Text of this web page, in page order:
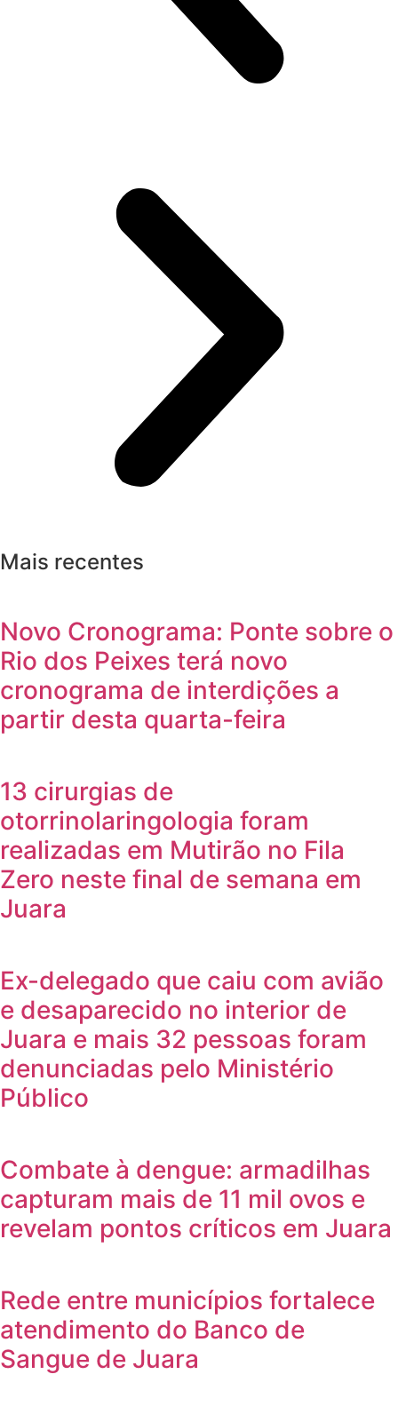
Mais recentes
Novo Cronograma: Ponte sobre o
Rio dos Peixes terá novo
cronograma de interdições a
partir desta quarta-feira
13 cirurgias de
otorrinolaringologia foram
realizadas em Mutirão no Fila
Zero neste final de semana em
Juara
Ex-delegado que caiu com avião
e desaparecido no interior de
Juara e mais 32 pessoas foram
denunciadas pelo Ministério
Público
Combate à dengue: armadilhas
capturam mais de 11 mil ovos e
revelam pontos críticos em Juara
Rede entre municípios fortalece
atendimento do Banco de
Sangue de Juara